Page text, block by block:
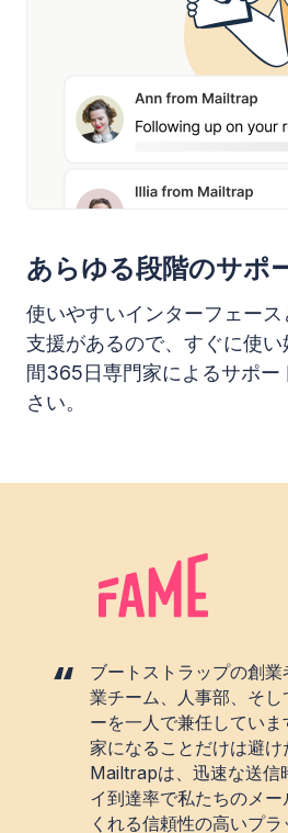
あらゆる段階のサポ
使いやすいインターフェー
支援があるので、すぐに使
間365日専門家によるサポー
さい。
ブートストラップの創
業チーム、人事部、そ
ーを一人で兼任してい
家になることだけは避け
Mailtrapは、迅速な送信
イ到達率で私たちのメ
くれる信頼性の高いプ